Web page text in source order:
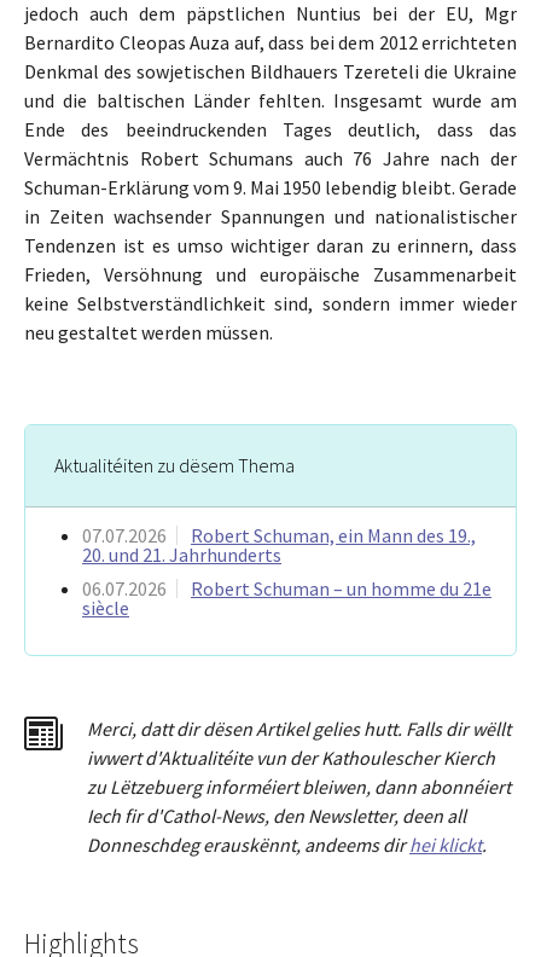
jedoch auch dem päpstlichen Nuntius bei der EU, Mgr
Bernardito Cleopas Auza auf, dass bei dem 2012 errichteten
Denkmal des sowjetischen Bildhauers Tzereteli die Ukraine
und die baltischen Länder fehlten. Insgesamt wurde am
Ende des beeindruckenden Tages deutlich, dass das
Vermächtnis Robert Schumans auch 76 Jahre nach der
Schuman-Erklärung vom 9. Mai 1950 lebendig bleibt. Gerade
in Zeiten wachsender Spannungen und nationalistischer
Tendenzen ist es umso wichtiger daran zu erinnern, dass
Frieden, Versöhnung und europäische Zusammenarbeit
keine Selbstverständlichkeit sind, sondern immer wieder
neu gestaltet werden müssen.
Aktualitéiten zu dësem Thema
07.07.2026
Robert Schuman, ein Mann des 19.,
20. und 21. Jahrhunderts
06.07.2026
Robert Schuman – un homme du 21e
siècle
Merci, dattdir dësen Artikel gelies hutt. Falls dir wëllt
iwwert d'Aktualitéite vun der Kathoulescher Kierch
zu Lëtzebuerg informéiert bleiwen, dann abonnéiert
Iech fir d'Cathol-News, den Newsletter, deen all
Donneschdeg erauskënnt, andeems dirhei klickt.
Highlights